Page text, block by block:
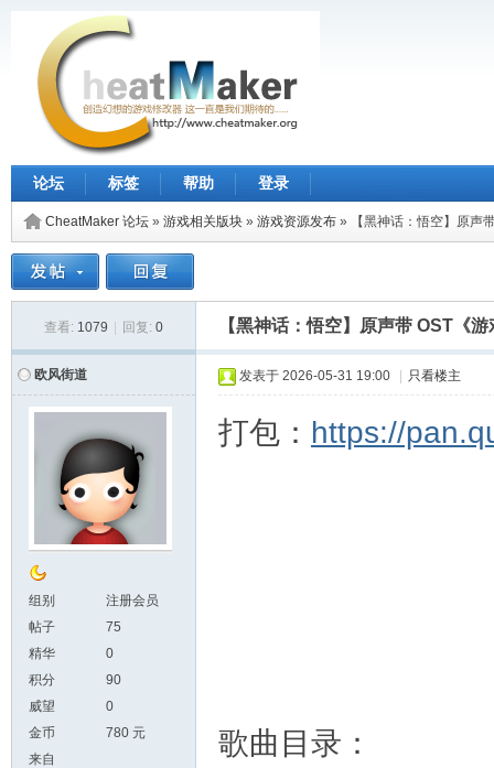
论坛 标签 帮助 登录
CheatMaker 论坛 » 游戏相关版块 » 游戏资源发布 » 【黑神话：悟空】原声
查看: 1079 回复: 0 【黑神话：悟空】原声带 OST《
欧风街道
组别
注册会员
帖子
75
精华
0
积分
90
威望
0
金币
780 元
来自
发表于 2026-05-31 19:00 只看楼主
打包： https://
歌曲目录：